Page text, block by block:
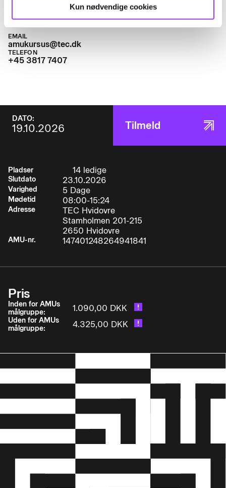
Kun nødvendige cookies
anlæg, der indeholder hydrauliske
komponenterDet betyder at deltageren:
• udvælger komponenter for hydrauliske
• tryk
• og strømreguleringsventiler, cylindre og
• udfører metodisk fejlfinding på automatiske
anlæg, hvor der anvendes hydrauliske
komponenter, indregulerer anlægget og udskifte
defekte komponenter
• vælger måleudstyr til fejlfinding
• anvender/ajourfører teknisk dokumentation
forbindelse anvende sin opnåede viden om:
• Sikkerhed ved arbejde med hydrauliske anlæg
EMAIL
amukursus@tec.dk
TELEFON
+45 3817 7407
DATO:
19.10.2026 Tilmeld
Pladser 14 ledige
Slutdato 23.10.2026
Varighed 5 Dage
Mødetid 08:00-15:24
Adresse
TEC Hvidovre
Stamholmen 201-215
2650 Hvidovre
AMU-nr. 147401248264941841
Pris
Inden for AMUs
målgruppe:
1.090,00 DKK
Uden for AMUs
målgruppe:
4.325,00 DKK